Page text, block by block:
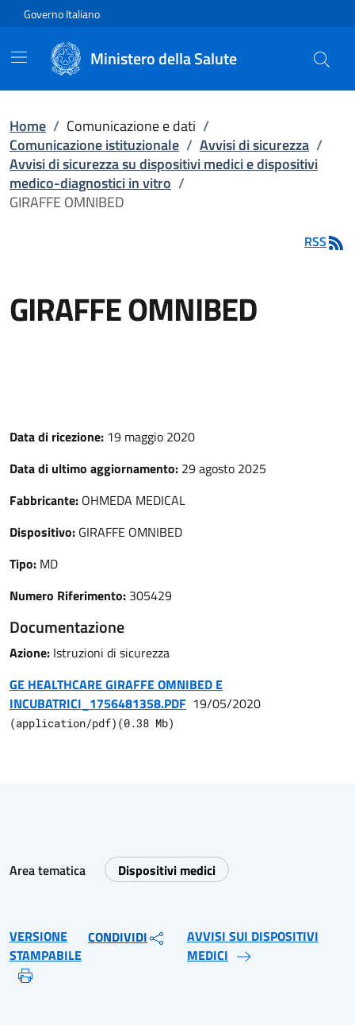
Vai direttamente al contenuto
Governo Italiano
Ministero della Salute
Home / Comunicazione e dati /
Comunicazione istituzionale / Avvisi di sicurezza /
Avvisi di sicurezza su dispositivi medici e dispositivi
medico-diagnostici in vitro /
GIRAFFE OMNIBED
RSS
GIRAFFE OMNIBED
Data di ricezione: 19 maggio 2020
Data di ultimo aggiornamento: 29 agosto 2025
Fabbricante: OHMEDA MEDICAL
Dispositivo: GIRAFFE OMNIBED
Tipo: MD
Numero Riferimento: 305429
Documentazione
Azione: Istruzioni di sicurezza
GE HEALTHCARE GIRAFFE OMNIBED E
INCUBATRICI_1756481358.PDF 19/05/2020
(application/pdf) (0.38 Mb)
Area tematica Dispositivi medici
VERSIONE
STAMPABILE
CONDIVIDI
AVVISI SUI DISPOSITIVI
MEDICI